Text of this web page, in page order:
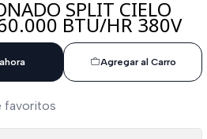
SPLIT CIELO
BTU/HR 380V
Agregar al Carro
favoritos